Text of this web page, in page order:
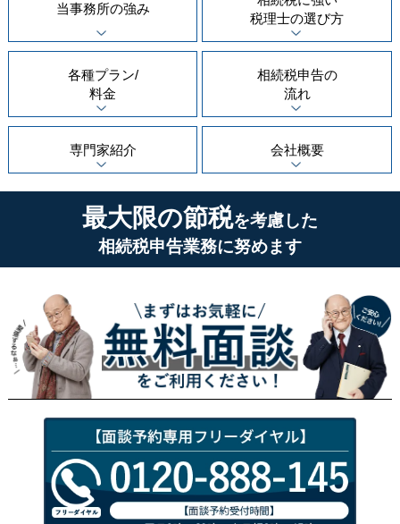
当事務所の強み
税理士の選び方
各種プラン/
料金
相続税申告の
流れ
専門家紹介 会社概要
最大限の節税を考慮した
相続税申告業務に努めます